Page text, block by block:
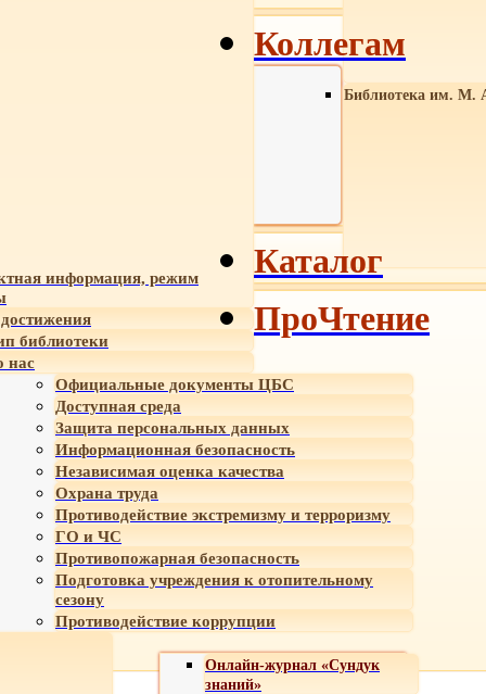
Библиотека им. М.
информация, режим
библиотеки
нас
Официальные документы ЦБС
Доступная среда
Защита персональных данных
Информационная безопасность
Независимая оценка качества
Охрана труда
Противодействие экстремизму и терроризму
ГО и ЧС
Противопожарная безопасность
Подготовка учреждения к отопительному
сезону
Противодействие коррупции
Онлайн-журнал «Сундук
знаний»
Коллегам
Каталог
ПроЧтение